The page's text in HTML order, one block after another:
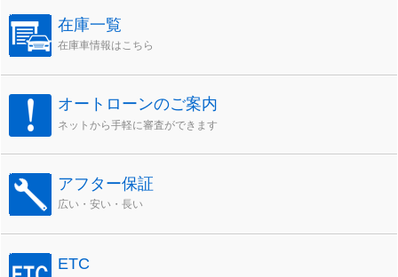
在庫一覧
在庫車情報はこちら
オートローンのご案内
ネットから手軽に審査ができます
アフター保証
広い・安い・長い
ETC